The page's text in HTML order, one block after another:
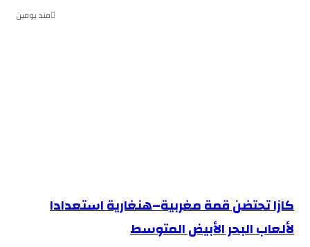
مند يومين
كازا تحتضن قمة مغربية–هنغارية استعدادا
لألعاب البحر الأبيض المتوسط